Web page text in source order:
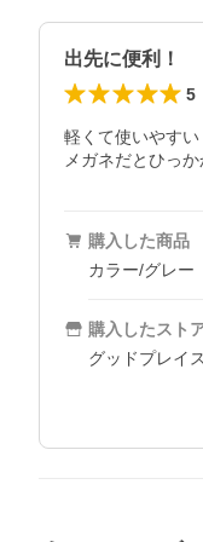
出先に便利！
5
軽くて使いやすい
メガネだとひっ
購入した商品
カラー/グレー
購入したスト
グッドプレイス